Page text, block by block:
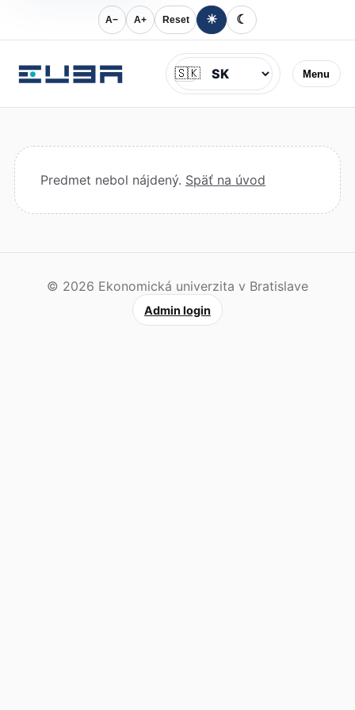
A− A+ Reset ☀ ☾
Menu
Jazyk
🇸🇰
Predmet nebol nájdený. Späť na úvod
© 2026 Ekonomická univerzita v Bratislave
Admin login